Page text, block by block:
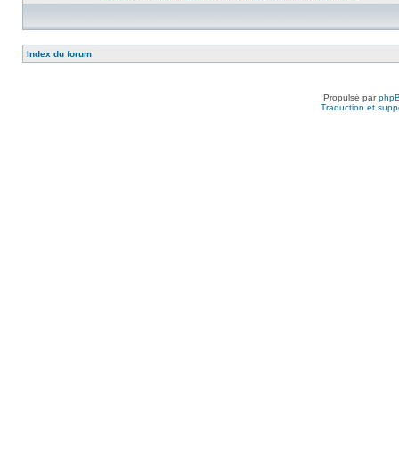
Index du forum
Propulsé par
Traduction et